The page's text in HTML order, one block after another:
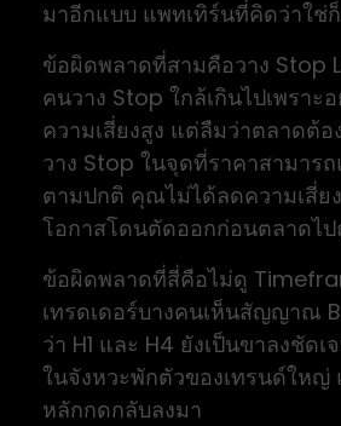
มาอีกแบบ แพทเทิร์นที่คิดว่าใช่
ข้อผิดพลาดที่สามคือวาง Stop
คนวาง Stop ใกล้เกินไปเพราะ
ความเสี่ยงสูง แต่ลืมว่าตลาดต้
วาง Stop ในจุดที่ราคาสามาร
ตามปกติ คุณไม่ได้ลดความเสี่ย
โอกาสโดนตัดออกก่อนตลาดไป
ข้อผิดพลาดที่สี่คือไม่ดู
เทรดเดอร์บางคนเห็นสัญญาณ
ว่า H1 และ H4 ยังเป็นขาลงชัด
ในจังหวะพักตัวของเทรนด์ใหญ่
หลักกดกลับลงมา